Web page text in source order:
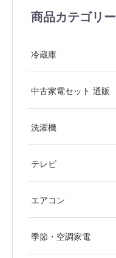
商品カテゴリー
冷蔵庫
中古家電セット 通販
洗濯機
テレビ
エアコン
季節・空調家電